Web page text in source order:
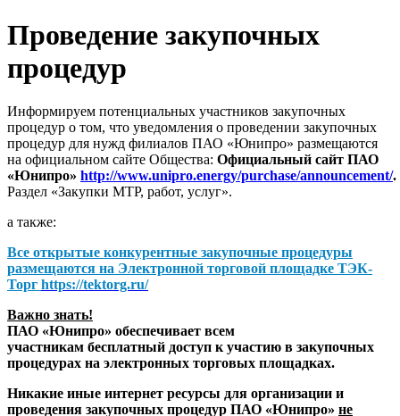
Проведение закупочных
процедур
Информируем потенциальных участников закупочных
процедур о том, что уведомления о проведении закупочных
процедур для нужд филиалов ПАО «Юнипро» размещаются
на официальном сайте Общества: Официальный сайт ПАО
«Юнипро» http://www.unipro.energy/purchase/announcement/.
Раздел «Закупки МТР, работ, услуг».
а также:
Все открытые конкурентные закупочные процедуры
размещаются на Электронной торговой площадке ТЭК-
Торг https://tektorg.ru/
Важно знать!
ПАО «Юнипро» обеспечивает всем
участникам бесплатный доступ к участию в закупочных
процедурах на электронных торговых площадках.
Никакие иные интернет ресурсы для организации и
проведения закупочных процедур ПАО «Юнипро» не